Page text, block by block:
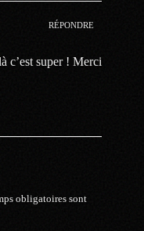
RÉPONDRE
c’est super ! Merci
obligatoires sont